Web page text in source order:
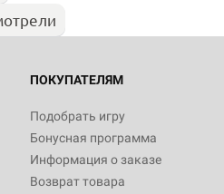
ПОКУПАТЕЛЯМ
Подобрать игру
Бонусная программа
Информация о заказе
Возврат товара